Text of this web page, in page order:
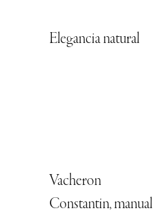
Elegancia natural
Vacheron
Constantin, manual